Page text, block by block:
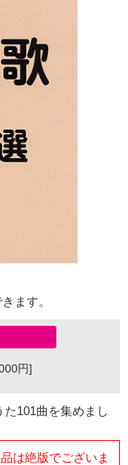
ます。
円]
101曲を集めまし
は絶版でございま